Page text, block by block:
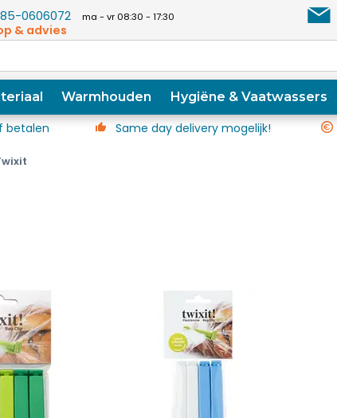
85-0606072 ma - vr 08:30 - 17:30
& advies
Warmhouden Hygiëne & Vaatwassers
betalen Same day delivery mogelijk!